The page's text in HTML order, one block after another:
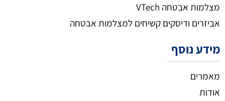
מצלמות אבטחה VTech
אביזרים ודיסקים קשיחים למצלמות אבטחה
מידע נוסף
מאמרים
אודות